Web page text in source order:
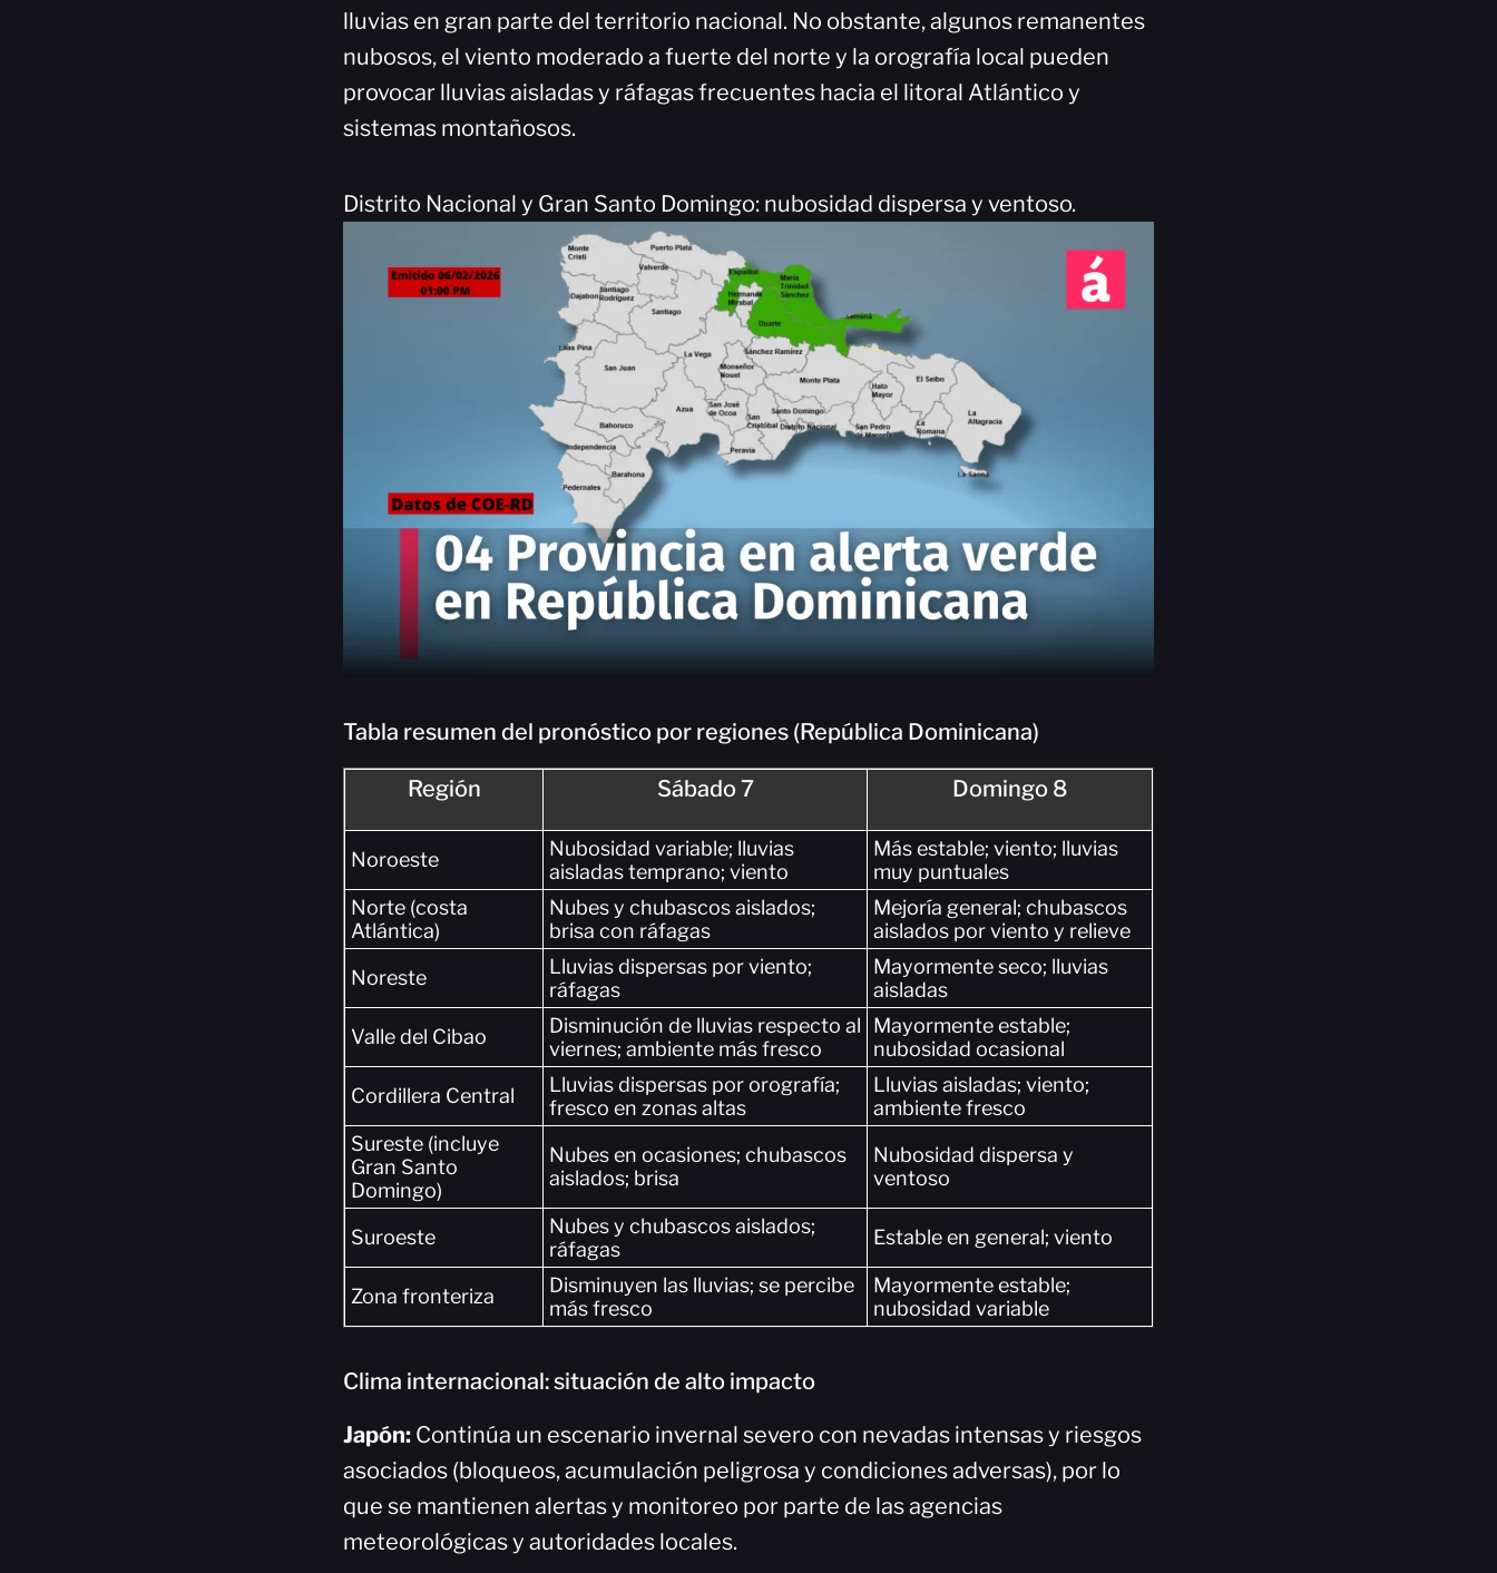
lluvias en gran parte del territorio nacional. No obstante, algunos remanentes
nubosos, el viento moderado a fuerte del norte y la orografía local pueden
provocar lluvias aisladas y ráfagas frecuentes hacia el litoral Atlántico y
sistemas montañosos.
Distrito Nacional y Gran Santo Domingo: nubosidad dispersa y ventoso.
Tabla resumen del pronóstico por regiones (República Dominicana)
Región Sábado 7 Domingo 8
Noroeste
Nubosidad variable; lluvias
aisladas temprano; viento
Más estable; viento; lluvias
muy puntuales
Norte (costa
Atlántica)
Nubes y chubascos aislados;
brisa con ráfagas
Mejoría general; chubascos
aislados por viento y relieve
Noreste
Lluvias dispersas por viento;
ráfagas
Mayormente seco; lluvias
aisladas
Valle del Cibao
Disminución de lluvias respecto al
viernes; ambiente más fresco
Mayormente estable;
nubosidad ocasional
Cordillera Central
Lluvias dispersas por orografía;
fresco en zonas altas
Lluvias aisladas; viento;
ambiente fresco
Sureste (incluye
Gran Santo
Domingo)
Nubes en ocasiones; chubascos
aislados; brisa
Nubosidad dispersa y
ventoso
Suroeste
Nubes y chubascos aislados;
ráfagas
Estable en general; viento
Zona fronteriza
Disminuyen las lluvias; se percibe
más fresco
Mayormente estable;
nubosidad variable
Clima internacional: situación de alto impacto
Japón: Continúa un escenario invernal severo con nevadas intensas y riesgos
asociados (bloqueos, acumulación peligrosa y condiciones adversas), por lo
que se mantienen alertas y monitoreo por parte de las agencias
meteorológicas y autoridades locales.